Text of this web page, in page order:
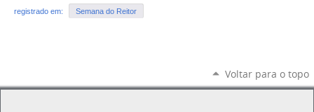
registrado em: Semana do Reitor
Voltar para o topo